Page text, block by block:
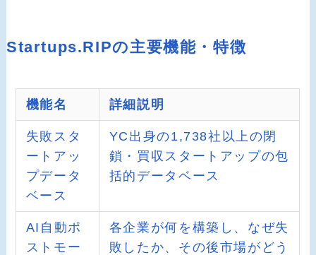
Startups.RIPの主要機能・特徴
機能名 詳細説明
失敗スタ
ートアッ
プデータ
ベース
YC出身の1,738社以上の閉
鎖・買収スタートアップの包
括的データベース
AI自動ポ
ストモー
各企業が何を構築し、なぜ失
敗したか、その後市場がどう